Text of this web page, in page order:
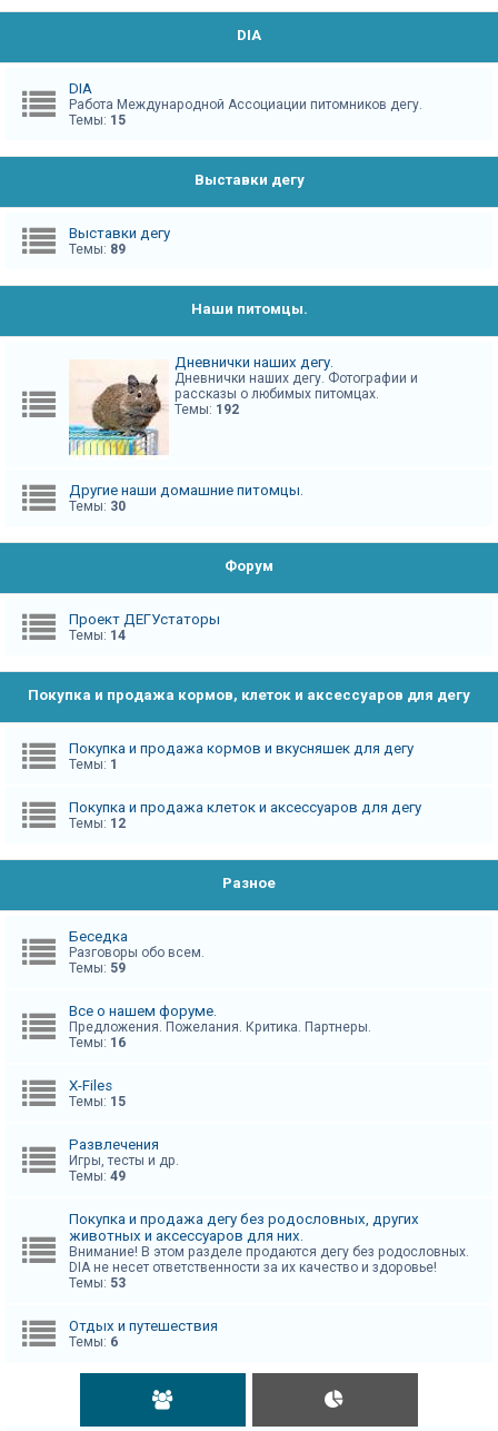
DIA
DIA
Работа Международной Ассоциации питомников дегу.
Темы: 15
Выставки дегу
Выставки дегу
Темы: 89
Наши питомцы.
Дневнички наших дегу.
Дневнички наших дегу. Фотографии и
рассказы о любимых питомцах.
Темы: 192
Другие наши домашние питомцы.
Темы: 30
Форум
Проект ДЕГУстаторы
Темы: 14
Покупка и продажа кормов, клеток и аксессуаров для дегу
Покупка и продажа кормов и вкусняшек для дегу
Темы: 1
Покупка и продажа клеток и аксессуаров для дегу
Темы: 12
Разное
Беседка
Разговоры обо всем.
Темы: 59
Все о нашем форуме.
Предложения. Пожелания. Критика. Партнеры.
Темы: 16
X-Files
Темы: 15
Развлечения
Игры, тесты и др.
Темы: 49
Покупка и продажа дегу без родословных, других
животных и аксессуаров для них.
Внимание! В этом разделе продаются дегу без родословных.
DIA не несет ответственности за их качество и здоровье!
Темы: 53
Отдых и путешествия
Темы: 6